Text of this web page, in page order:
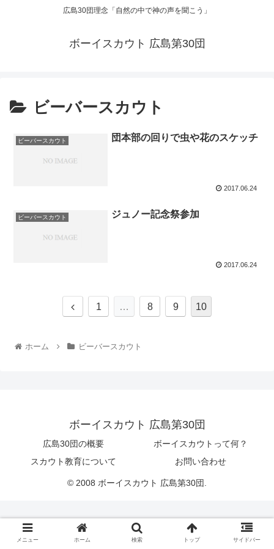
広島30団理念「自然の中で神の声を聞こう」
ボーイスカウト 広島第30団
ビーバースカウト
ビーバースカウト 団本部の回りで虫や花のスケッチ
2017.06.24
ビーバースカウト ジュノー記念祭参加
2017.06.24
1 … 8 9 10
ホーム ビーバースカウト
ボーイスカウト 広島第30団
広島30団の概要
ボーイスカウトって何？
スカウト教育について
お問い合わせ
© 2008 ボーイスカウト 広島第30団.
メニュー ホーム 検索 トップ サイドバー